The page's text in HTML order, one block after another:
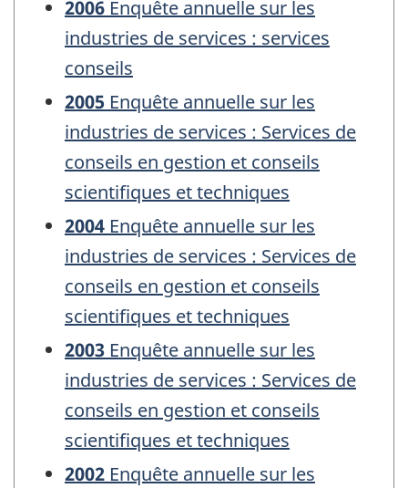
2006 Enquête annuelle sur les
industries de services : services
conseils
2005 Enquête annuelle sur les
industries de services : Services de
conseils en gestion et conseils
scientifiques et techniques
2004 Enquête annuelle sur les
industries de services : Services de
conseils en gestion et conseils
scientifiques et techniques
2003 Enquête annuelle sur les
industries de services : Services de
conseils en gestion et conseils
scientifiques et techniques
2002 Enquête annuelle sur les